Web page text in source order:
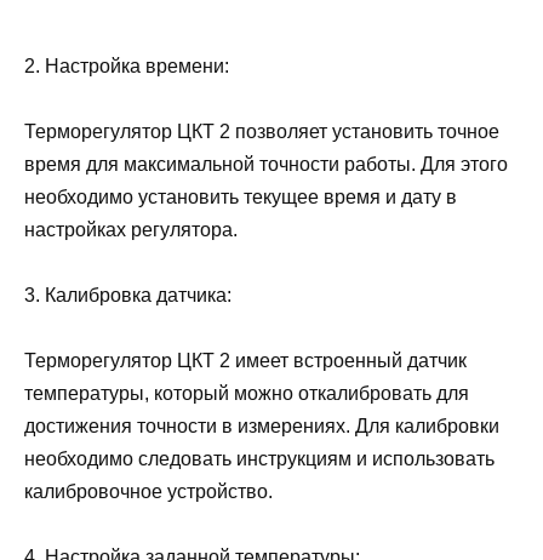
2. Настройка времени:
Терморегулятор ЦКТ 2 позволяет установить точное
время для максимальной точности работы. Для этого
необходимо установить текущее время и дату в
настройках регулятора.
3. Калибровка датчика:
Терморегулятор ЦКТ 2 имеет встроенный датчик
температуры, который можно откалибровать для
достижения точности в измерениях. Для калибровки
необходимо следовать инструкциям и использовать
калибровочное устройство.